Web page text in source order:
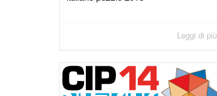
Leggi di più